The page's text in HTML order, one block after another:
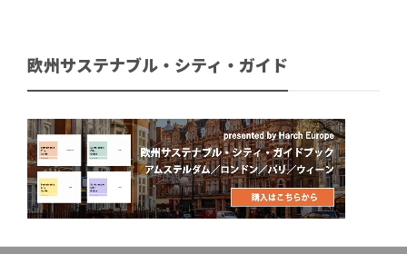
欧州サステナブル・シティ・ガイド